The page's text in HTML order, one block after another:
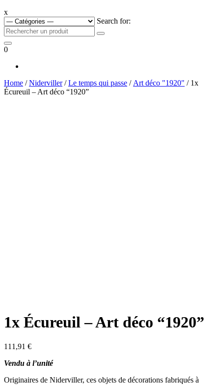
x
Search for:
0
Home /Niderviller/Le temps qui passe / Art déco "1920" / 1x
Écureuil – Art déco “1920”
1x Écureuil – Art déco “1920”
111,91 €
Vendu à l’unité
Originaires de Niderviller, ces objets de décorations fabriqués à